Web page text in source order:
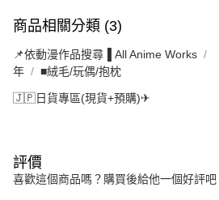
商品相關分類 (3)
📌依動漫作品搜尋▐ All Anime Works
年
■絨毛/玩偶/抱枕
🇯🇵日貨專區(現貨+預購)✈
評價
喜歡這個商品嗎？購買後給他一個好評吧